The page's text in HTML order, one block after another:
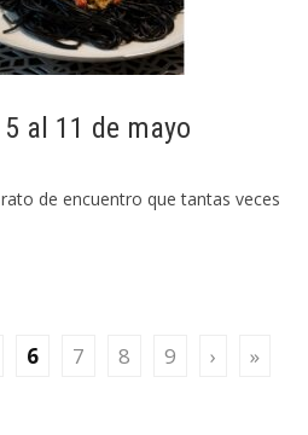
al 11 de mayo
de encuentro que tantas veces
6 7 8 9 › »